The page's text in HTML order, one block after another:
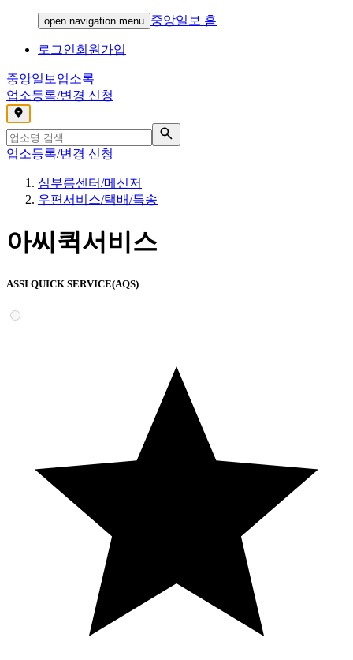
open navigation menu 중앙일보 홈
로그인회원가입
중앙일보 업소록
업소등록/변경 신청
,
업소등록/변경 신청
심부름센터/메신저 |
우편서비스/택배/특송
아씨퀵서비스
ASSI QUICK SERVICE(AQS)